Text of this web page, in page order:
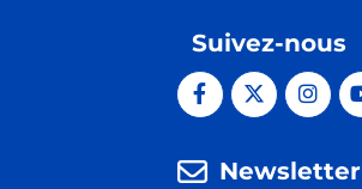
Suivez-nous
Newsletter